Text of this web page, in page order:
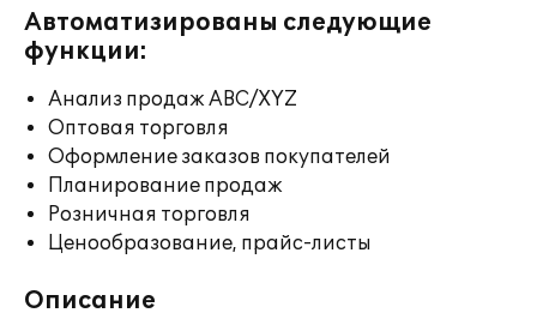
Автоматизированы следующие
функции:
Анализ продаж ABC/XYZ
Оптовая торговля
Оформление заказов покупателей
Планирование продаж
Розничная торговля
Ценообразование, прайс-листы
Описание